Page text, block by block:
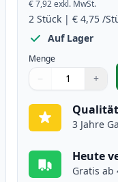
€ 7,92exkl. MwSt.
2 Stück | € 4,75 /
Auf Lager
Menge
Verwenden Sie
− +
1
3 Jahre
Heute
Gratis ab